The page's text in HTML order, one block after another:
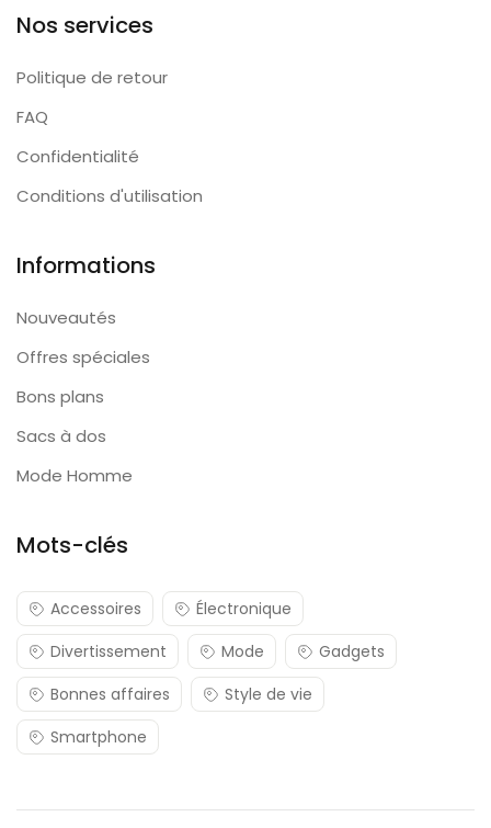
Nos services
Politique de retour
FAQ
Confidentialité
Conditions d'utilisation
Informations
Nouveautés
Offres spéciales
Bons plans
Sacs à dos
Mode Homme
Mots-clés
Accessoires
Électronique
Divertissement
Mode
Gadgets
Bonnes affaires
Style de vie
Smartphone